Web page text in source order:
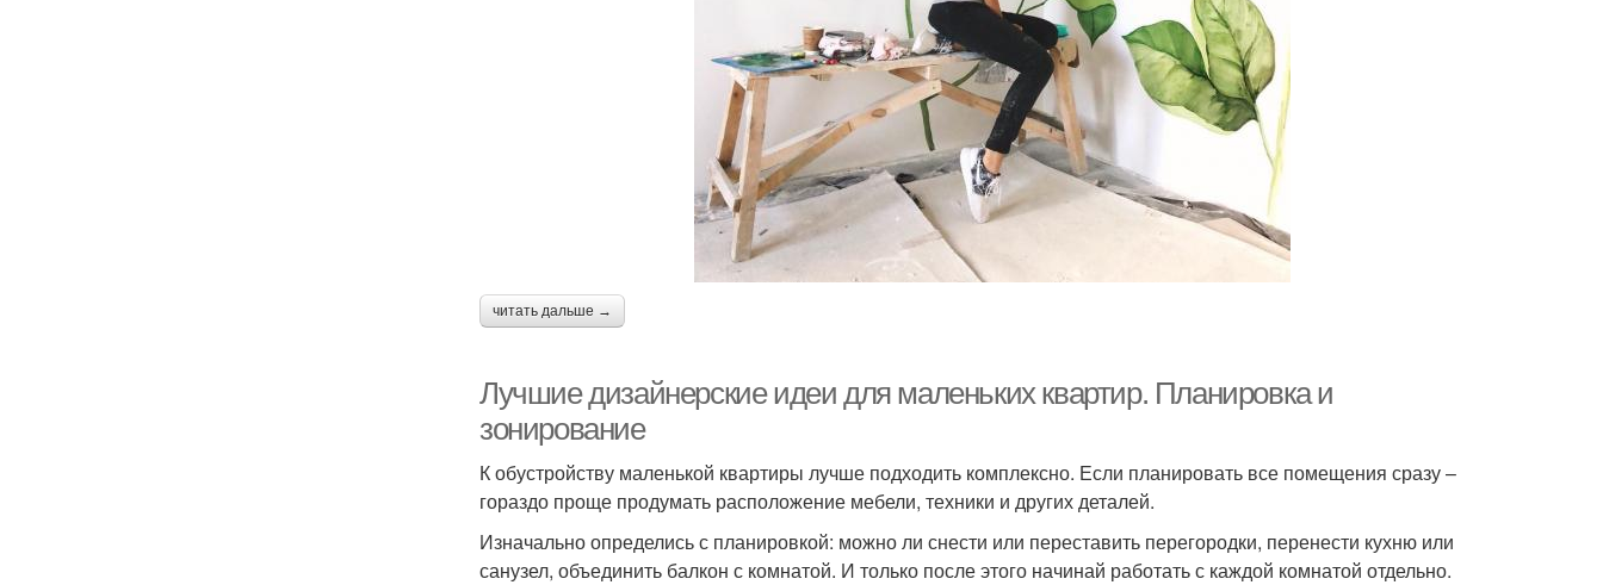
читать дальше →
Лучшие дизайнерские идеи для маленьких квартир. Планировка и
зонирование
К обустройству маленькой квартиры лучше подходить комплексно. Если планировать все помещения сразу –
гораздо проще продумать расположение мебели, техники и других деталей.
Изначально определись с планировкой: можно ли снести или переставить перегородки, перенести кухню или
санузел, объединить балкон с комнатой. И только после этого начинай работать с каждой комнатой отдельно.